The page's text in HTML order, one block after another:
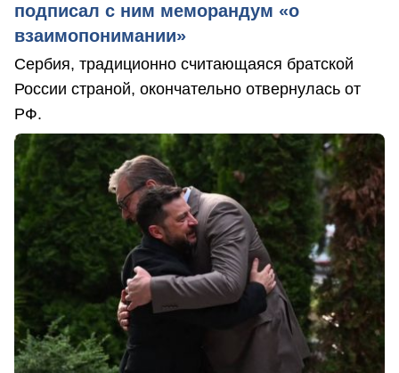
подписал с ним меморандум «о
взаимопонимании»
Сербия, традиционно считающаяся братской
России страной, окончательно отвернулась от
РФ.